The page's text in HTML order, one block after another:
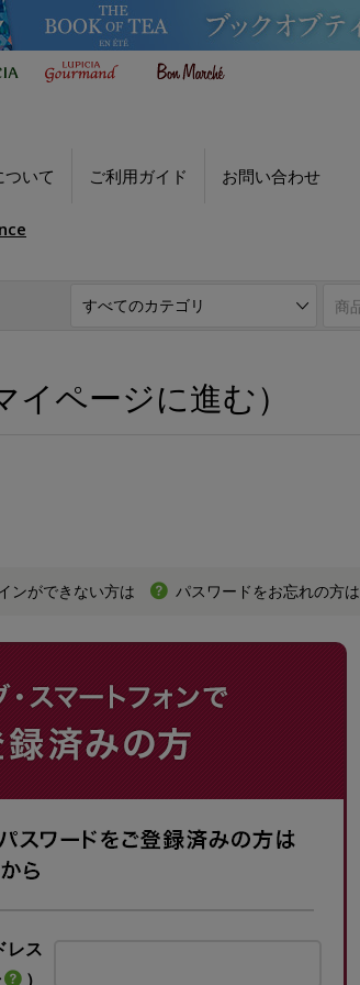
いて ご利用ガイド お問い合わせ
イページに進む）
ンができない方は パスワードをお忘れの方は
レス
）